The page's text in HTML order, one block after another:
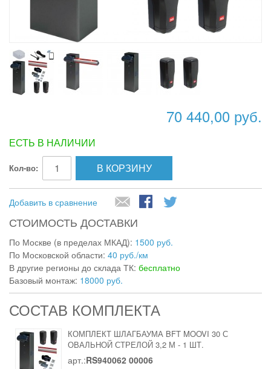
70 440,00 руб.
ЕСТЬ В НАЛИЧИИ
Кол-во: В КОРЗИНУ
Добавить в сравнение
СТОИМОСТЬ ДОСТАВКИ
По Москве (в пределах МКАД): 1500 руб.
По Московской области: 40 руб./км
В другие регионы до склада ТК: бесплатно
Базовый монтаж: 18000 руб.
СОСТАВ КОМПЛЕКТА
КОМПЛЕКТ ШЛАГБАУМА BFT MOOVI 30 С
ОВАЛЬНОЙ СТРЕЛОЙ 3,2 М - 1 ШТ.
арт.:RS940062 00006